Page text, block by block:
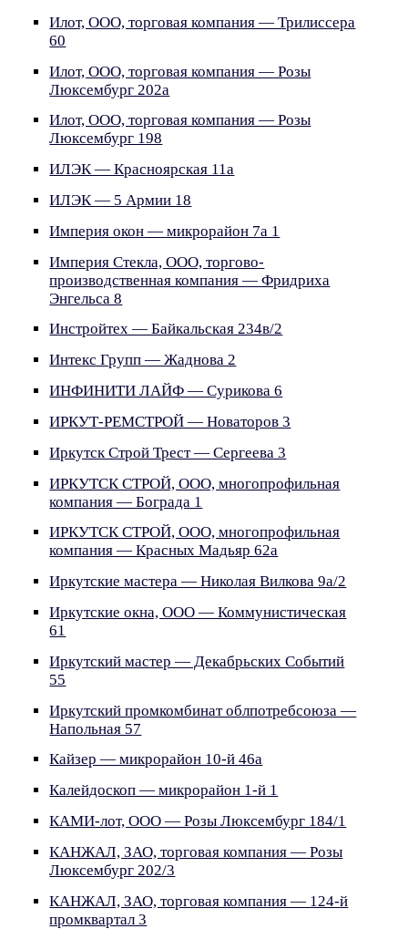
Илот, ООО, торговая компания — Трилиссера
60
Илот, ООО, торговая компания — Розы
Люксембург 202а
Илот, ООО, торговая компания — Розы
Люксембург 198
ИЛЭК — Красноярская 11а
ИЛЭК — 5 Армии 18
Империя окон — микрорайон 7а 1
Империя Стекла, ООО, торгово-
производственная компания — Фридриха
Энгельса 8
Инстройтех — Байкальская 234в/2
Интекс Групп — Жаднова 2
ИНФИНИТИ ЛАЙФ — Сурикова 6
ИРКУТ-РЕМСТРОЙ — Новаторов 3
Иркутск Строй Трест — Сергеева 3
ИРКУТСК СТРОЙ, ООО, многопрофильная
компания — Бограда 1
ИРКУТСК СТРОЙ, ООО, многопрофильная
компания — Красных Мадьяр 62а
Иркутские мастера — Николая Вилкова 9а/2
Иркутские окна, ООО — Коммунистическая
61
Иркутский мастер — Декабрьских Событий
55
Иркутский промкомбинат облпотребсоюза —
Напольная 57
Кайзер — микрорайон 10-й 46а
Калейдоскоп — микрорайон 1-й 1
КАМИ-лот, ООО — Розы Люксембург 184/1
КАНЖАЛ, ЗАО, торговая компания — Розы
Люксембург 202/3
КАНЖАЛ, ЗАО, торговая компания — 124-й
промквартал 3